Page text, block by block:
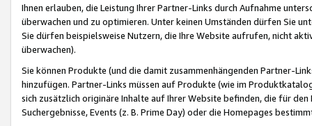
Ihnen erlauben, die Leistung Ihrer Partner-Links durch Aufnahme
überwachen und zu optimieren. Unter keinen Umständen dürfen Sie
Sie dürfen beispielsweise Nutzern, die Ihre Website aufrufen, nicht
überwachen).
Sie können Produkte (und die damit zusammenhängenden Partner-
hinzufügen. Partner-Links müssen auf Produkte (wie im
sich zusätzlich originäre Inhalte auf Ihrer Website befinden, die für
Suchergebnisse, Events (z. B. Prime Day) oder die Homepages